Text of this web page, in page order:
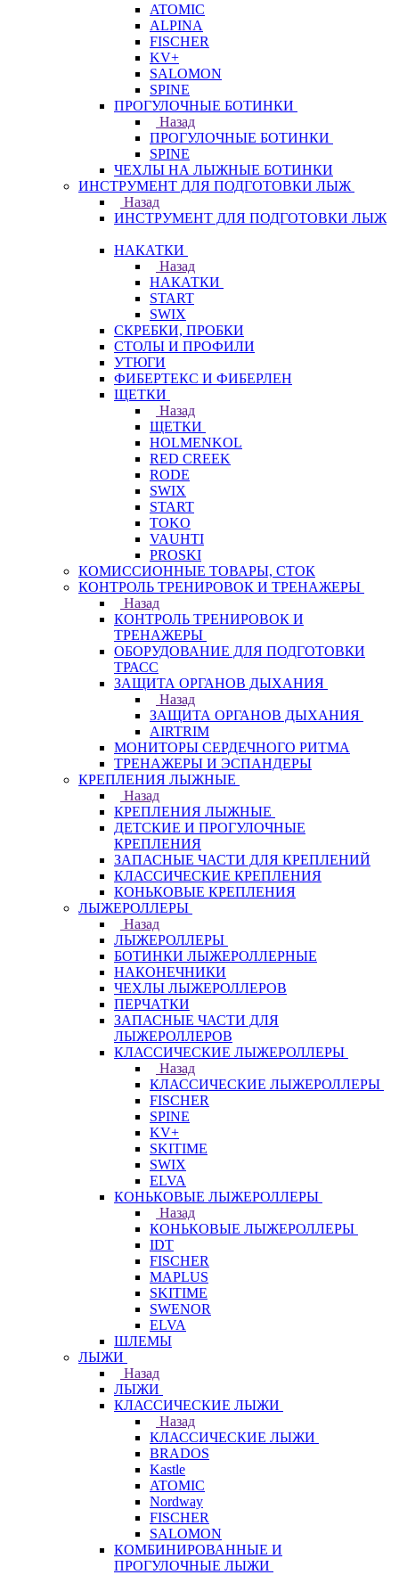
ATOMIC
ALPINA
FISCHER
KV+
SALOMON
SPINE
ПРОГУЛОЧНЫЕ БОТИНКИ
Назад
ПРОГУЛОЧНЫЕ БОТИНКИ
SPINE
ЧЕХЛЫ НА ЛЫЖНЫЕ БОТИНКИ
ИНСТРУМЕНТ ДЛЯ ПОДГОТОВКИ ЛЫЖ
Назад
ИНСТРУМЕНТ ДЛЯ ПОДГОТОВКИ ЛЫЖ
НАКАТКИ
Назад
НАКАТКИ
START
SWIX
СКРЕБКИ, ПРОБКИ
СТОЛЫ И ПРОФИЛИ
УТЮГИ
ФИБЕРТЕКС И ФИБЕРЛЕН
ЩЕТКИ
Назад
ЩЕТКИ
HOLMENKOL
RED CREEK
RODE
SWIX
START
TOKO
VAUHTI
PROSKI
КОМИССИОННЫЕ ТОВАРЫ, СТОК
КОНТРОЛЬ ТРЕНИРОВОК И ТРЕНАЖЕРЫ
Назад
КОНТРОЛЬ ТРЕНИРОВОК И
ТРЕНАЖЕРЫ
ОБОРУДОВАНИЕ ДЛЯ ПОДГОТОВКИ
ТРАСС
ЗАЩИТА ОРГАНОВ ДЫХАНИЯ
Назад
ЗАЩИТА ОРГАНОВ ДЫХАНИЯ
AIRTRIM
МОНИТОРЫ СЕРДЕЧНОГО РИТМА
ТРЕНАЖЕРЫ И ЭСПАНДЕРЫ
КРЕПЛЕНИЯ ЛЫЖНЫЕ
Назад
КРЕПЛЕНИЯ ЛЫЖНЫЕ
ДЕТСКИЕ И ПРОГУЛОЧНЫЕ
КРЕПЛЕНИЯ
ЗАПАСНЫЕ ЧАСТИ ДЛЯ КРЕПЛЕНИЙ
КЛАССИЧЕСКИЕ КРЕПЛЕНИЯ
КОНЬКОВЫЕ КРЕПЛЕНИЯ
ЛЫЖЕРОЛЛЕРЫ
Назад
ЛЫЖЕРОЛЛЕРЫ
БОТИНКИ ЛЫЖЕРОЛЛЕРНЫЕ
НАКОНЕЧНИКИ
ЧЕХЛЫ ЛЫЖЕРОЛЛЕРОВ
ПЕРЧАТКИ
ЗАПАСНЫЕ ЧАСТИ ДЛЯ
ЛЫЖЕРОЛЛЕРОВ
КЛАССИЧЕСКИЕ ЛЫЖЕРОЛЛЕРЫ
Назад
КЛАССИЧЕСКИЕ ЛЫЖЕРОЛЛЕРЫ
FISCHER
SPINE
KV+
SKITIME
SWIX
ELVA
КОНЬКОВЫЕ ЛЫЖЕРОЛЛЕРЫ
Назад
КОНЬКОВЫЕ ЛЫЖЕРОЛЛЕРЫ
IDT
FISCHER
MAPLUS
SKITIME
SWENOR
ELVA
ШЛЕМЫ
ЛЫЖИ
Назад
ЛЫЖИ
КЛАССИЧЕСКИЕ ЛЫЖИ
Назад
КЛАССИЧЕСКИЕ ЛЫЖИ
BRADOS
Kastle
ATOMIC
Nordway
FISCHER
SALOMON
КОМБИНИРОВАННЫЕ И
ПРОГУЛОЧНЫЕ ЛЫЖИ